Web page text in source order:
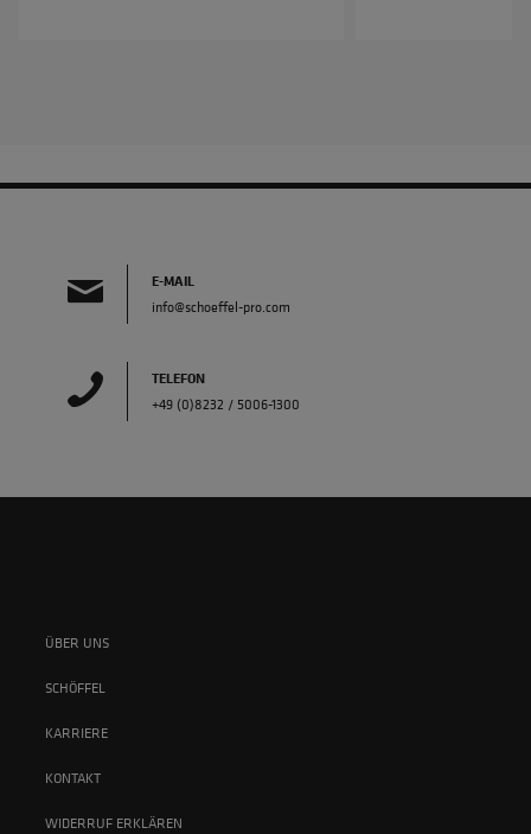
E-MAIL
info@schoeffel-pro.com
TELEFON
+49 (0)8232 / 5006-1300
ÜBER UNS
SCHÖFFEL
KARRIERE
KONTAKT
WIDERRUF ERKLÄREN